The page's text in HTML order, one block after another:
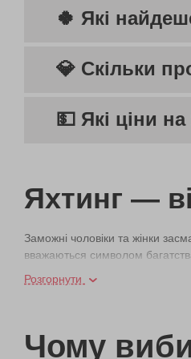
🍀 Які
💎 Скільки
💵 Які ціни
Яхтинг —
Заможні чоловіки та жінки
вважаються символом
таємні бажання.
нашому сайті. І недорого
Розгорнути
Чому